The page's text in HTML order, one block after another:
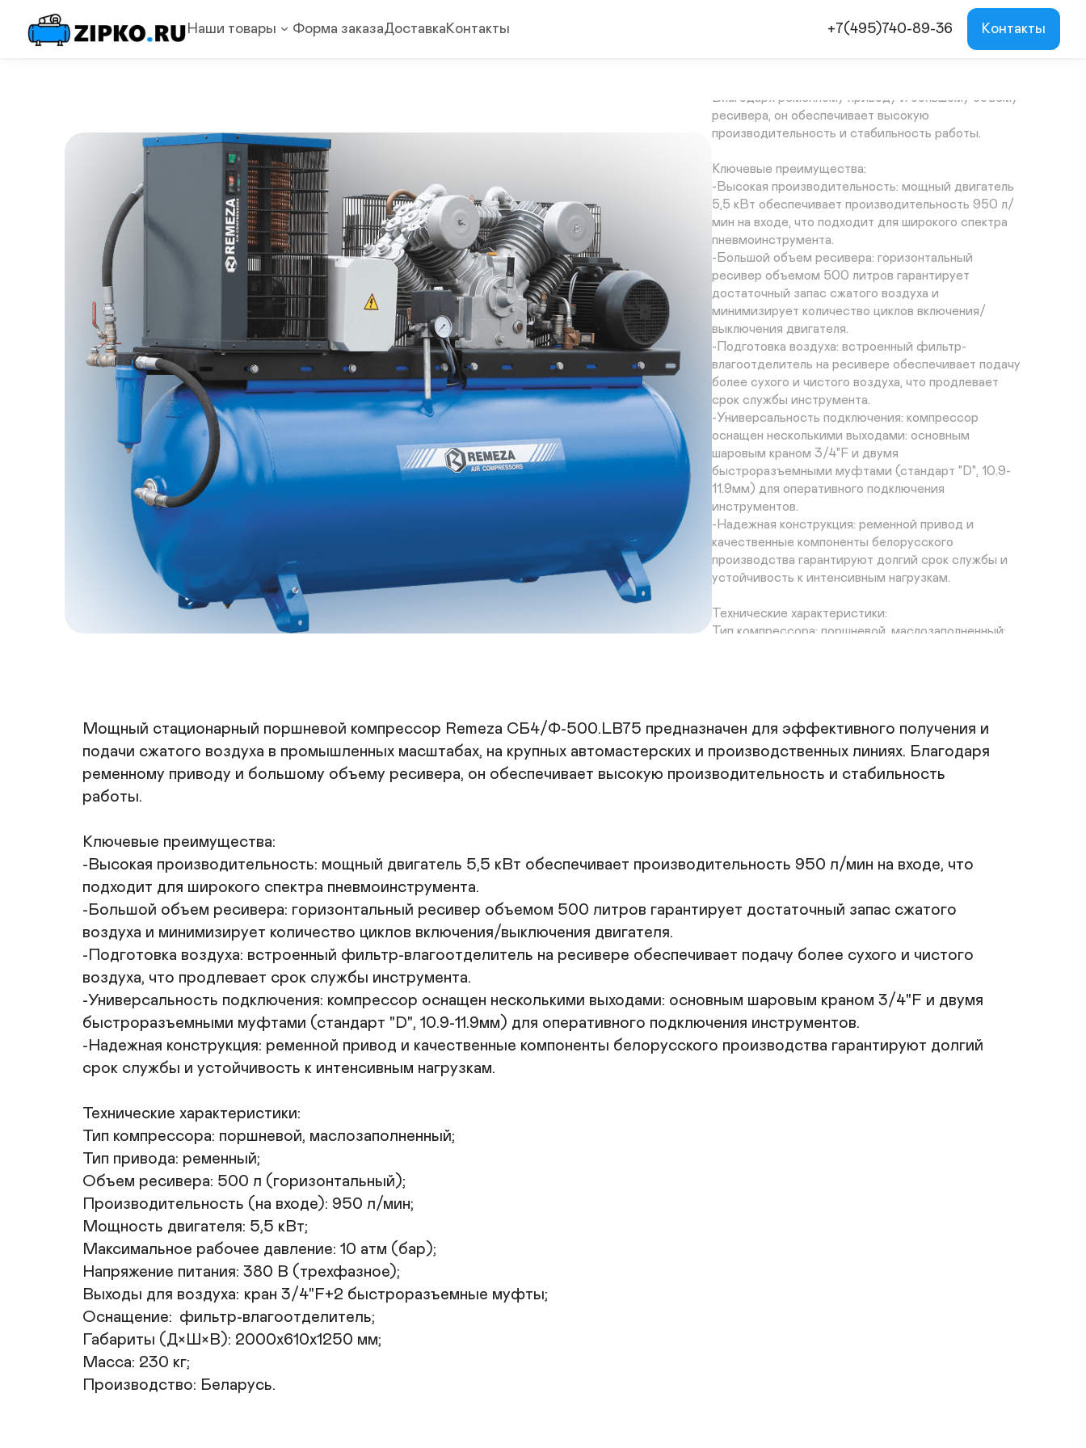
Наши товары Форма заказаДоставкаКонтакты +7(495)740-89-36 Контакты
Мощный стационарный поршневой компрессор
Remeza СБ4/Ф-500.LB75 предназначен для
эффективного получения и подачи сжатого
Благодаря ременному приводу и большому объему
ресивера, он обеспечивает высокую
производительность и стабильность работы.
Ключевые преимущества:
-Высокая производительность: мощный двигатель
5,5 кВт обеспечивает производительность 950 л/
мин на входе, что подходит для широкого спектра
пневмоинструмента.
-Большой объем ресивера: горизонтальный
ресивер объемом 500 литров гарантирует
достаточный запас сжатого воздуха и
минимизирует количество циклов включения/
выключения двигателя.
-Подготовка воздуха: встроенный фильтр-
влагоотделитель на ресивере обеспечивает подачу
более сухого и чистого воздуха, что продлевает
срок службы инструмента.
-Универсальность подключения: компрессор
оснащен несколькими выходами: основным
шаровым краном 3/4"F и двумя
быстроразъемными муфтами (стандарт "D", 10.9-
11.9мм) для оперативного подключения
инструментов.
-Надежная конструкция: ременной привод и
качественные компоненты белорусского
производства гарантируют долгий срок службы и
устойчивость к интенсивным нагрузкам.
Технические характеристики:
Тип компрессора: поршневой, маслозаполненный;
Максимальное рабочее давление: 10 атм (бар);
Напряжение питания: 380 В (трехфазное);
Выходы для воздуха:	кран 3/4"F+2
быстроразъемные муфты;
Мощный стационарный поршневой компрессор Remeza СБ4/Ф-500.LB75 предназначен для эффективного получения и
подачи сжатого воздуха в промышленных масштабах, на крупных автомастерских и производственных линиях. Благодаря
ременному приводу и большому объему ресивера, он обеспечивает высокую производительность и стабильность
работы.
Ключевые преимущества:
-Высокая производительность: мощный двигатель 5,5 кВт обеспечивает производительность 950 л/мин на входе, что
подходит для широкого спектра пневмоинструмента.
-Большой объем ресивера: горизонтальный ресивер объемом 500 литров гарантирует достаточный запас сжатого
воздуха и минимизирует количество циклов включения/выключения двигателя.
-Подготовка воздуха: встроенный фильтр-влагоотделитель на ресивере обеспечивает подачу более сухого и чистого
воздуха, что продлевает срок службы инструмента.
-Универсальность подключения: компрессор оснащен несколькими выходами: основным шаровым краном 3/4"F и двумя
быстроразъемными муфтами (стандарт "D", 10.9-11.9мм) для оперативного подключения инструментов.
-Надежная конструкция: ременной привод и качественные компоненты белорусского производства гарантируют долгий
срок службы и устойчивость к интенсивным нагрузкам.
Технические характеристики:
Тип компрессора: поршневой, маслозаполненный;
Тип привода: ременный;
Объем ресивера: 500 л (горизонтальный);
Производительность (на входе): 950 л/мин;
Мощность двигателя: 5,5 кВт;
Максимальное рабочее давление: 10 атм (бар);
Напряжение питания: 380 В (трехфазное);
Выходы для воздуха:	кран 3/4"F+2 быстроразъемные муфты;
Оснащение:	фильтр-влагоотделитель;
Габариты (Д×Ш×В): 2000х610х1250 мм;
Масса: 230 кг;
Производство: Беларусь.